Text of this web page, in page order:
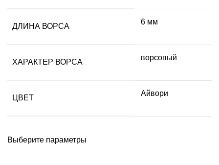
ДЛИНА ВОРСА
6 мм
ХАРАКТЕР ВОРСА
ворсовый
ЦВЕТ
Айвори
Выберите параметры